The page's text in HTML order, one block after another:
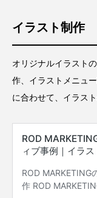
イラスト制作
オリジナルイラスト
作、イラストメニュ
に合わせて、イラス